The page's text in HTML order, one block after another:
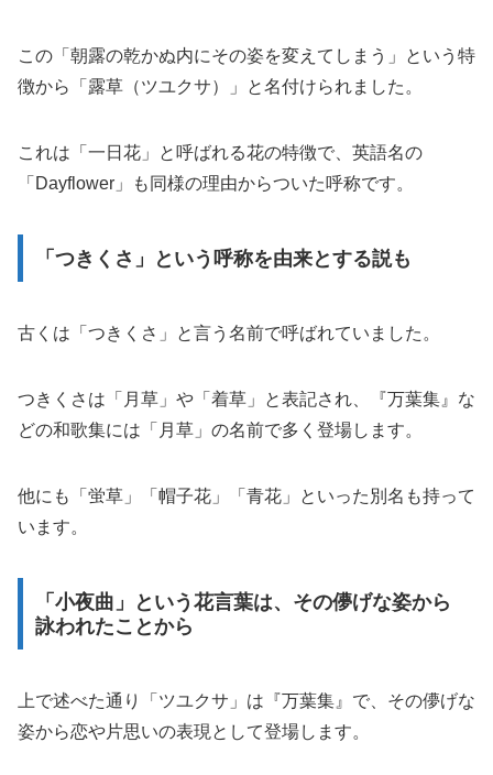
この「朝露の乾かぬ内にその姿を変えてしまう」という特
徴から「露草（ツユクサ）」と名付けられました。
これは「一日花」と呼ばれる花の特徴で、英語名の
「Dayflower」も同様の理由からついた呼称です。
「つきくさ」という呼称を由来とする説も
古くは「つきくさ」と言う名前で呼ばれていました。
つきくさは「月草」や「着草」と表記され、『万葉集』な
どの和歌集には「月草」の名前で多く登場します。
他にも「蛍草」「帽子花」「青花」といった別名も持って
います。
「小夜曲」という花言葉は、その儚げな姿から
詠われたことから
上で述べた通り「ツユクサ」は『万葉集』で、その儚げな
姿から恋や片思いの表現として登場します。